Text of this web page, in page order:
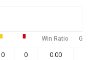
Win Ratio
0 0 0.00